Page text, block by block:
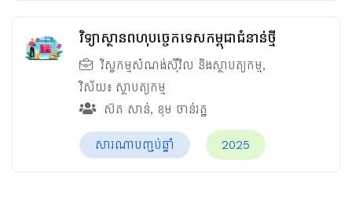
វិទ្យាស្ថានពហុបច្ចេកទេសកម្ពុជាជំនាន់ថ្មី
វិស្វកម្មសំណង់ស៊ីវិល និងស្ថាបត្យកម្ម,
វិស័យ៖ ស្ថាបត្យកម្ម
ស៊ត សាន់, ខុម ចាន់រត្ឋ
សារណាបញ្ចប់ឆ្នាំ 2025